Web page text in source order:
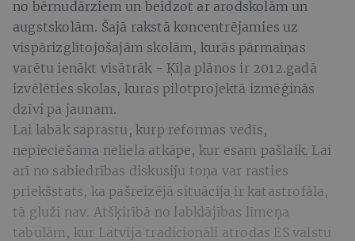
no bērnudārziem un beidzot ar arodskolām un
augstskolām. Šajā rakstā koncentrējamies uz
vispārizglītojošajām skolām, kurās pārmaiņas
varētu ienākt visātrāk - Ķīļa plānos ir 2012.gadā
izvēlēties skolas, kuras pilotprojektā izmēģinās
dzīvi pa jaunam.
Lai labāk saprastu, kurp reformas vedīs,
nepieciešama neliela atkāpe, kur esam pašlaik. Lai
arī no sabiedrības diskusiju toņa var rasties
priekšstats, ka pašreizējā situācija ir katastrofāla,
tā gluži nav. Atšķirībā no labklājības līmeņa
tabulām, kur Latvija tradicionāli atrodas ES valstu